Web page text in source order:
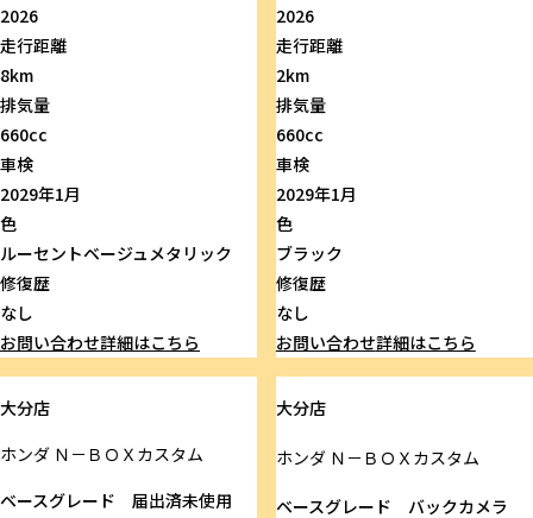
2026
走行距離
8km
排気量
660cc
車検
2029年1月
色
ルーセントベージュメタリック
修復歴
なし
お問い合わせ詳細はこちら
2026
走行距離
2km
排気量
660cc
車検
2029年1月
色
ブラック
修復歴
なし
お問い合わせ詳細はこちら
大分店
ホンダ Ｎ－ＢＯＸカスタム
ベースグレード 届出済未使用
大分店
ホンダＮ－ＢＯＸカスタム
ベースグレード バックカメラ